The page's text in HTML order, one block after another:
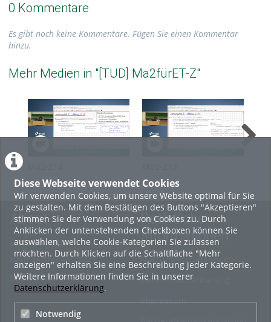
Diese Webseite verwendet Cookies
Wir verwenden Cookies, um unsere Website optimal für Sie
zu gestalten. Mit dem Bestätigen des Buttons "Akzeptieren"
stimmen Sie der Verwendung von Cookies zu. Durch
Anklicken der untenstehenden Checkboxen können Sie
auswählen, welche Cookie-Kategorien Sie zulassen
möchten. Durch Klicken auf die Schaltfläche "Mehr
anzeigen" erhalten Sie eine Beschreibung jeder Kategorie.
Weitere Informationen finden Sie in unserer
Datenschutzerklärung.
Notwendig
0 Kommentare
Es gibt noch keine Kommentare. Fügen Sie einen Kommentar
hinzu.
Mehr Medien in "[TUD] Ma2fürET-Z"
About
Erste Schritte
Häufige Fragen - FAQ
Betriebsstatus
Rechtliche
Informationen
Nutzungsbedingungen
Datenschutzerklärung
Impressum